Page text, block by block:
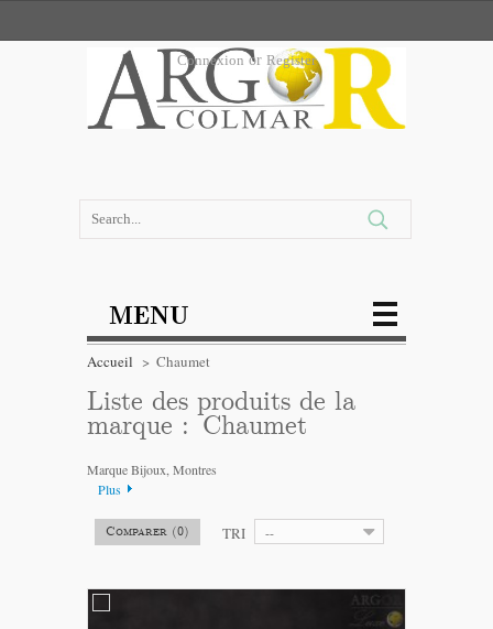
Connexion or Register
MENU
Accueil > Chaumet
Liste des produits de la
marque : Chaumet
Marque Bijoux, Montres
Plus
Comparer (0) TRI --